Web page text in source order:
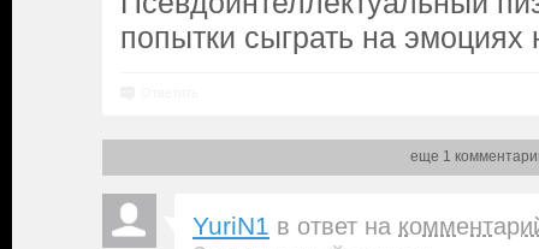
попытки сыграть на
еще 1
YuriN1 в ответ на